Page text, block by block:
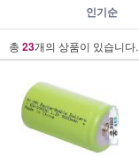
인기순
총 23개의 상품이 있습니다.